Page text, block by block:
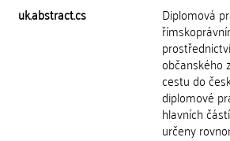
uk.abstract.cs Diplomová
občanského
cestu do
diplomové
hlavních
určeny